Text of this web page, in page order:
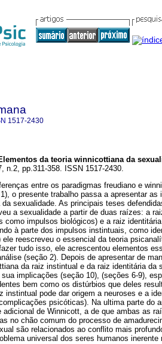
1517-2430
da teoria winnicottiana da
n.2, pp.311-358. ISSN 1517-2430.
entre os paradigmas freudiano e
o presente trabalho passa a apresentar as
sexualidade. As principais teses
a sexualidade a partir de duas raízes: a
como impulsos biológicos) e a raiz
à parte dos impulsos instintuais, como
ele reescreveu o essencial da teoria
tudo isso, ele acrescentou elementos
(seção 2). Depois de apresentar de
da raiz instintual e da raiz identitária da
implicações (seção 10), (seções 6-9),
bem como os distúrbios que deles
instintual pode dar origem a neuroses e a
psicóticas). Na ultima parte do
adicional de Winnicott, a de que ambas as
no chão comum do processo de
são relacionados ao conflito mais
universal dos seres humanos inerente